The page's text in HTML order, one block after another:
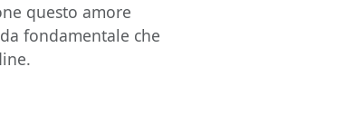
questo amore
fondamentale che